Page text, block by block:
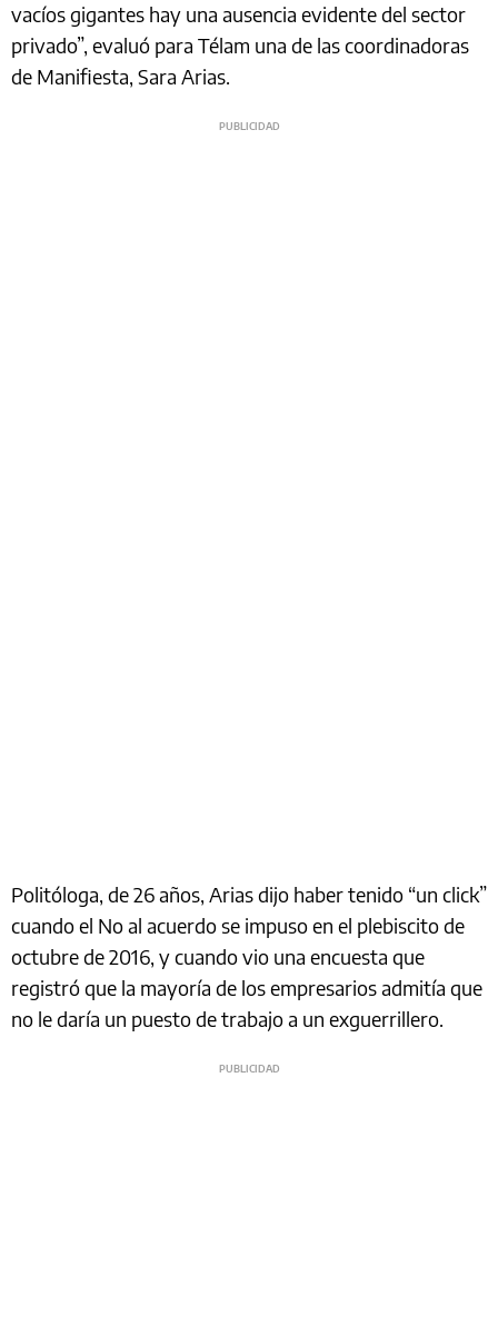
vacíos gigantes hay una ausencia evidente del sector
privado”, evaluó para Télam una de las coordinadoras
de Manifiesta, Sara Arias.
Politóloga, de 26 años, Arias dijo haber tenido “un click”
cuando el No al acuerdo se impuso en el plebiscito de
octubre de 2016, y cuando vio una encuesta que
registró que la mayoría de los empresarios admitía que
no le daría un puesto de trabajo a un exguerrillero.